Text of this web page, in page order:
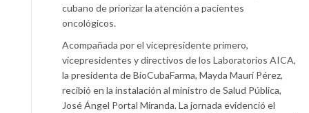
cubano de priorizar la atención a pacientes
oncológicos.
Acompañada por el vicepresidente primero,
vicepresidentes y directivos de los Laboratorios AICA,
la presidenta de BioCubaFarma, Mayda Mauri Pérez,
recibió en la instalación al ministro de Salud Pública,
José Ángel Portal Miranda. La jornada evidenció el